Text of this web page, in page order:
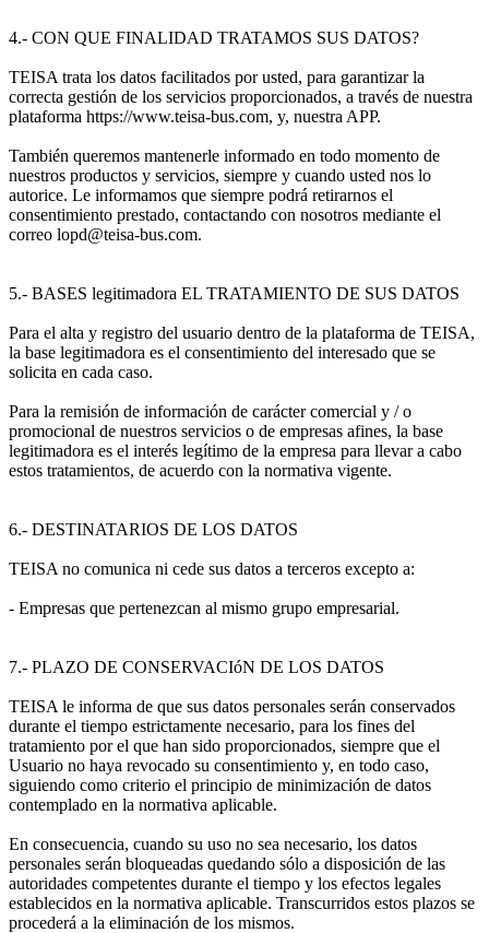
4.- CON QUE FINALIDAD TRATAMOS SUS DATOS?
TEISA trata los datos facilitados por usted, para garantizar la
correcta gestión de los servicios proporcionados, a través de nuestra
plataforma https://www.teisa-bus.com, y, nuestra APP.
También queremos mantenerle informado en todo momento de
nuestros productos y servicios, siempre y cuando usted nos lo
autorice. Le informamos que siempre podrá retirarnos el
consentimiento prestado, contactando con nosotros mediante el
correo lopd@teisa-bus.com.
5.- BASES legitimadora EL TRATAMIENTO DE SUS DATOS
Para el alta y registro del usuario dentro de la plataforma de TEISA,
la base legitimadora es el consentimiento del interesado que se
solicita en cada caso.
Para la remisión de información de carácter comercial y / o
promocional de nuestros servicios o de empresas afines, la base
legitimadora es el interés legítimo de la empresa para llevar a cabo
estos tratamientos, de acuerdo con la normativa vigente.
6.- DESTINATARIOS DE LOS DATOS
TEISA no comunica ni cede sus datos a terceros excepto a:
- Empresas que pertenezcan al mismo grupo empresarial.
7.- PLAZO DE CONSERVACIóN DE LOS DATOS
TEISA le informa de que sus datos personales serán conservados
durante el tiempo estrictamente necesario, para los fines del
tratamiento por el que han sido proporcionados, siempre que el
Usuario no haya revocado su consentimiento y, en todo caso,
siguiendo como criterio el principio de minimización de datos
contemplado en la normativa aplicable.
En consecuencia, cuando su uso no sea necesario, los datos
personales serán bloqueadas quedando sólo a disposición de las
autoridades competentes durante el tiempo y los efectos legales
establecidos en la normativa aplicable. Transcurridos estos plazos se
procederá a la eliminación de los mismos.